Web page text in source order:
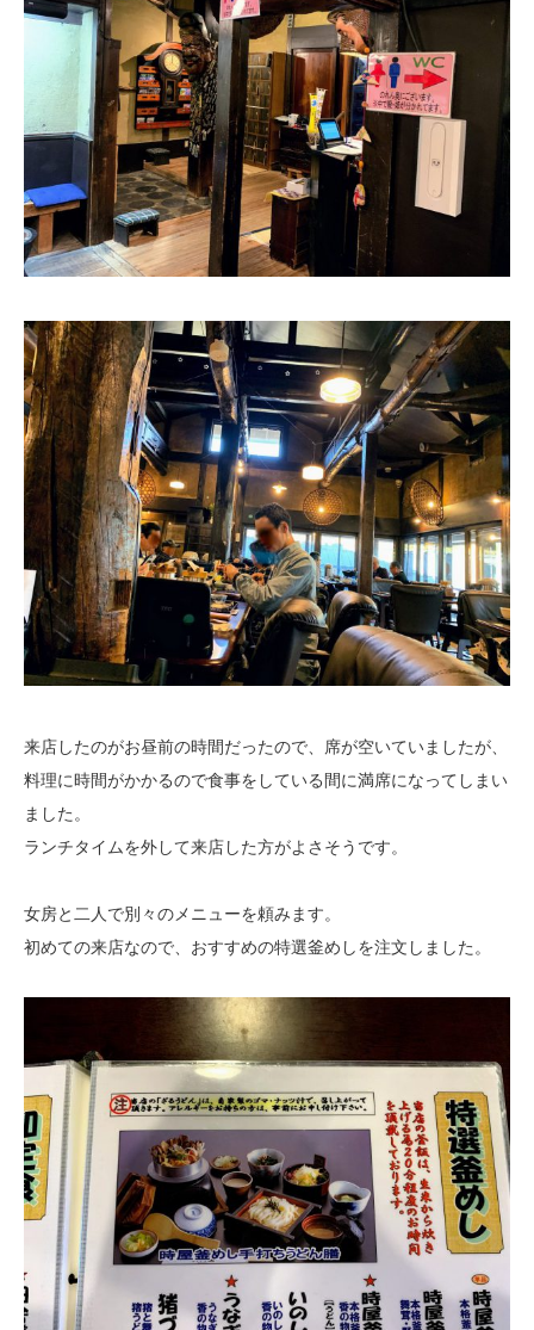
来店したのがお昼前の時間だったので、席が空いていましたが、
料理に時間がかかるので食事をしている間に満席になってしまい
ました。
ランチタイムを外して来店した方がよさそうです。
女房と二人で別々のメニューを頼みます。
初めての来店なので、おすすめの特選釜めしを注文しました。